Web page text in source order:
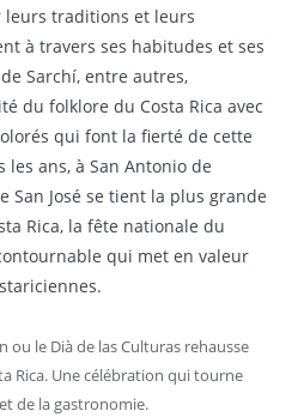
leurs traditions et leurs
à travers ses habitudes et ses
Sarchí, entre autres,
du folklore du Costa Rica avec
qui font la fierté de cette
ans, à San Antonio de
San José se tient la plus grande
Rica, la fête nationale du
qui met en valeur
ou le Dià de las Culturas rehausse
Rica. Une célébration qui tourne
de la gastronomie.